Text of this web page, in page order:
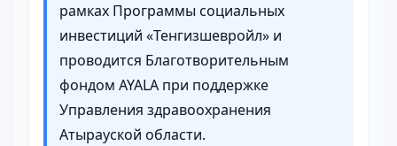
рамках Программы социальных
инвестиций «Тенгизшевройл» и
проводится Благотворительным
фондом AYALA при поддержке
Управления здравоохранения
Атырауской области.